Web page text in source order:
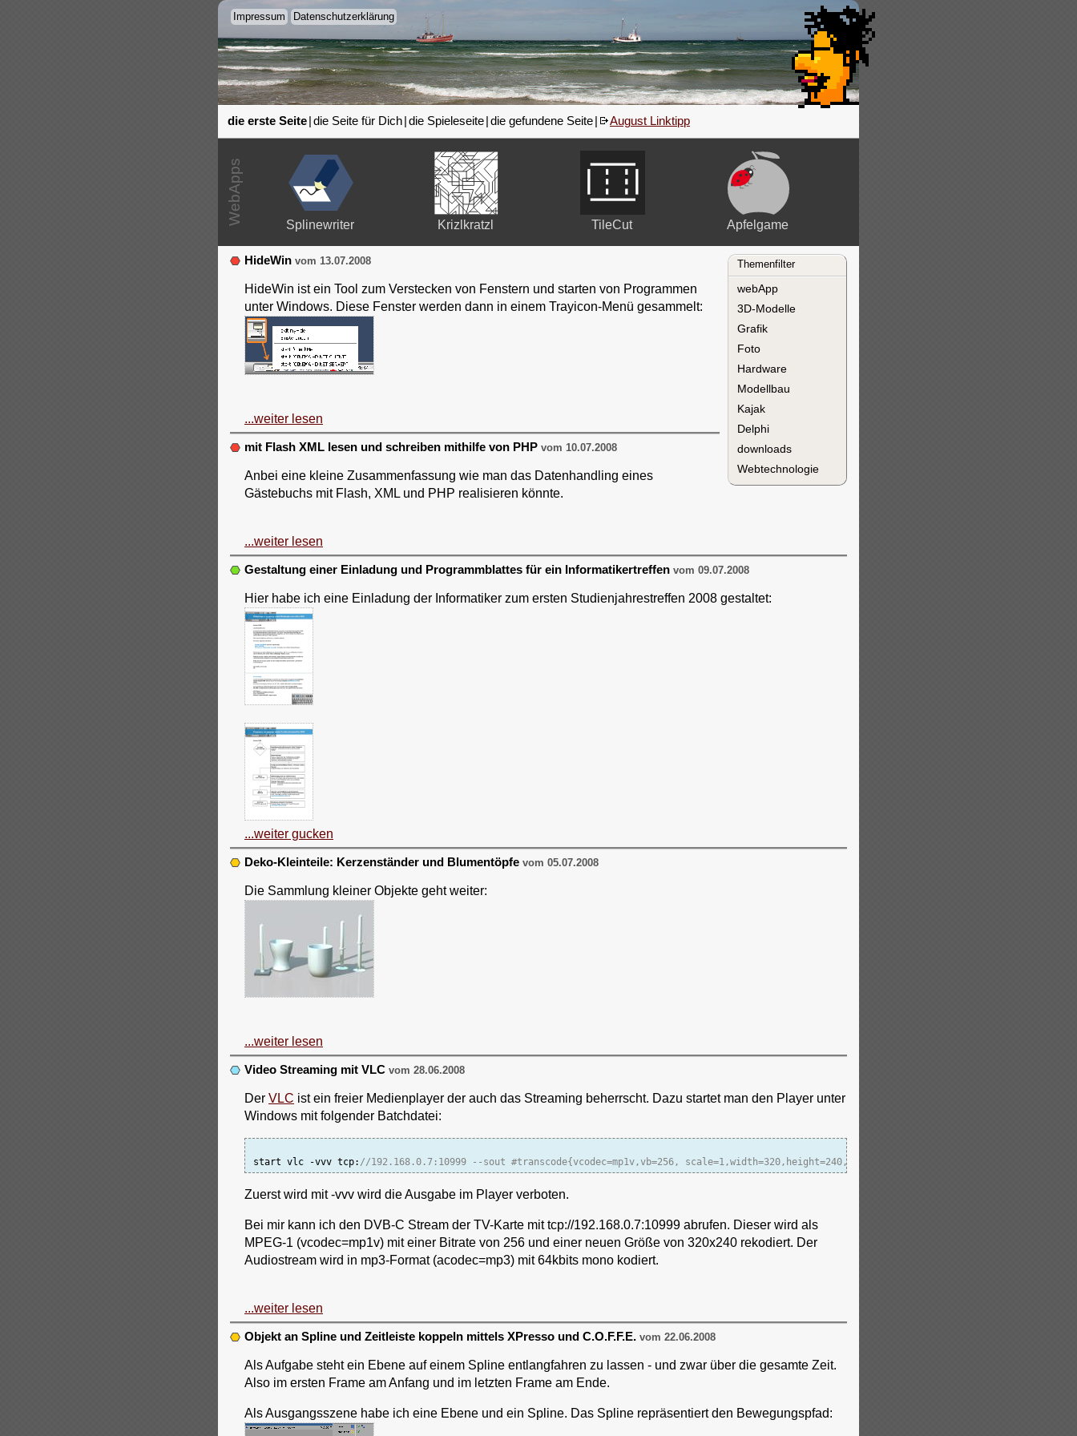
Impressum Datenschutzerklärung
die erste Seite die Seite für Dich die Spieleseite die gefundene Seite August Linktipp
Splinewriter Krizlkratzl TileCut Apfelgame
Themenfilter
webApp
3D-Modelle
Grafik
Foto
Hardware
Modellbau
Kajak
Delphi
downloads
Webtechnologie
HideWin vom 13.07.2008
HideWin ist ein Tool zum Verstecken von Fenstern und starten von Programmen
unter Windows. Diese Fenster werden dann in einem Trayicon-Menü gesammelt:
...weiter lesen
mit Flash XML lesen und schreiben mithilfe von PHP vom 10.07.2008
Anbei eine kleine Zusammenfassung wie man das Datenhandling eines
Gästebuchs mit Flash, XML und PHP realisieren könnte.
...weiter lesen
Gestaltung einer Einladung und Programmblattes für ein Informatikertreffen vom 09.07.2008
Hier habe ich eine Einladung der Informatiker zum ersten Studienjahrestreffen 2008 gestaltet:
...weiter gucken
Deko-Kleinteile: Kerzenständer und Blumentöpfe vom 05.07.2008
Die Sammlung kleiner Objekte geht weiter:
...weiter lesen
Video Streaming mit VLC vom 28.06.2008
Der VLC ist ein freier Medienplayer der auch das Streaming beherrscht. Dazu startet man den Player unter
Windows mit folgender Batchdatei:
start vlc -vvv tcp: //192.168.0.7:10999 --sout #transcode{vcodec=mp1v,vb=256,
Zuerst wird mit -vvv wird die Ausgabe im Player verboten.
Bei mir kann ich den DVB-C Stream der TV-Karte mit tcp://192.168.0.7:10999 abrufen. Dieser wird als
MPEG-1 (vcodec=mp1v) mit einer Bitrate von 256 und einer neuen Größe von 320x240 rekodiert. Der
Audiostream wird in mp3-Format (acodec=mp3) mit 64kbits mono kodiert.
...weiter lesen
Objekt an Spline und Zeitleiste koppeln mittels XPresso und C.O.F.F.E. vom 22.06.2008
Als Aufgabe steht ein Ebene auf einem Spline entlangfahren zu lassen - und zwar über die gesamte Zeit.
Also im ersten Frame am Anfang und im letzten Frame am Ende.
Als Ausgangsszene habe ich eine Ebene und ein Spline. Das Spline repräsentiert den Bewegungspfad: